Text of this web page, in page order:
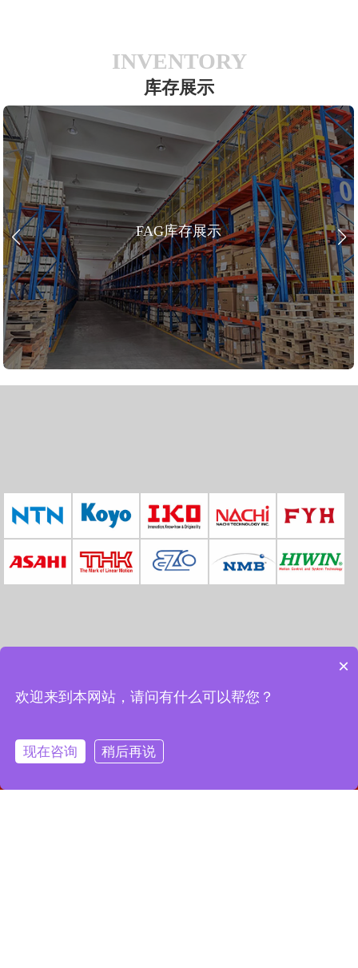
INVENTORY
库存展示
FAG库存展示
联系我们
×
欢迎来到本网站，请问有什么可以帮您？
现在咨询 稍后再说